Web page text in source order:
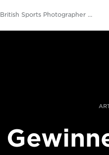
British Sports Photographer of the Year Awards 2019